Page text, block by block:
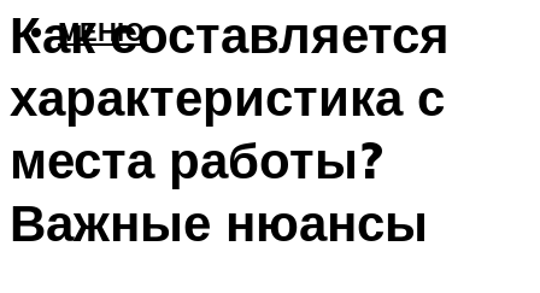
МЕНЮ
Как составляется
характеристика с
места работы?
Важные нюансы